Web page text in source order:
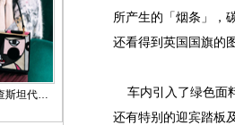
斯坦代…
所产生的「烟条」，
还看得到英国国旗的
车内引入了绿色面
还有特别的迎宾踏板